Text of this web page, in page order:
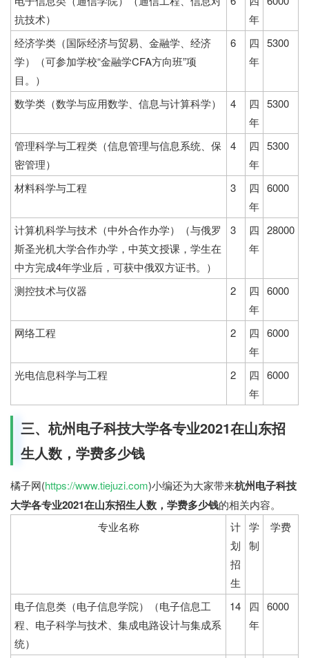
抗技术）
年
经济学类（国际经济与贸易、金融学、经济
学）（可参加学校“金融学CFA方向班”项
目。）
6
四
年
5300
数学类（数学与应用数学、信息与计算科学） 4
四
年
5300
管理科学与工程类（信息管理与信息系统、保
密管理）
4
四
年
5300
材料科学与工程 3
四
年
6000
计算机科学与技术（中外合作办学）（与俄罗
斯圣光机大学合作办学，中英文授课，学生在
中方完成4年学业后，可获中俄双方证书。）
3
四
年
28000
测控技术与仪器 2
四
年
6000
网络工程 2
四
年
6000
光电信息科学与工程 2
四
年
6000
三、杭州电子科技大学各专业2021在山东招
生人数，学费多少钱
橘子网(https://www.tiejuzi.com)小编还为大家带来杭州电子科技
大学各专业2021在山东招生人数，学费多少钱的相关内容。
专业名称
计
划
招
生
学
制
学费
电子信息类（电子信息学院）（电子信息工
程、电子科学与技术、集成电路设计与集成系
统）
14
四
年
6000